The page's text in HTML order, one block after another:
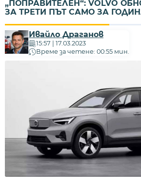
„ПОПРАВИТЕЛЕН“: VOLVO
ЗА ТРЕТИ ПЪТ САМО ЗА
Ивайло Драганов
15:57 | 17.03.2023
Време за четене: 00:55 мин.